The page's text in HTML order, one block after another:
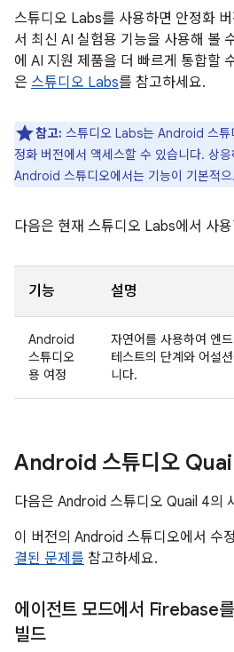
스튜디오 Labs를 사용하면 안정화
서 최신 AI 실험용 기능을 사용해 볼
에 AI 지원 제품을 더 빠르게 통합할
은 스튜디오 Labs를 참고하세요.
참고: 스튜디오 Labs는 Android 스튜
정화 버전에서 액세스할 수 있습니다. 상
Android 스튜디오에서는 기능이 기본적
다음은 현재 스튜디오 Labs에서 사
기능 설명
Android
스튜디오
용 여정
자연어를 사용하여 엔
테스트의 단계와 어설
니다.
Android 스튜디오
다음은 Android 스튜디오 Quail 4의
이 버전의 Android 스튜디오에서 수
결된 문제를 참고하세요.
에이전트 모드에서 Firebase
빌드